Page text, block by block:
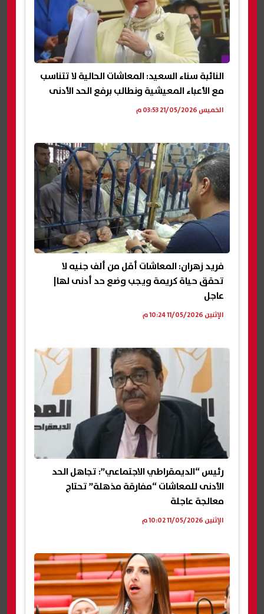
النائبة سناء السعيد: المعاشات الحالية لا تتناسب
مع الأعباء المعيشية ونطالب برفع الحد الأدنى
الخميس 21/05/2026 03:53 م
فريد زهران: المعاشات أقل من ألف جنيه لا
تحقق حياة كريمة ويجب وضع حد أدنى لها|
عاجل
الإثنين 11/05/2026 10:24 م
رئيس “الديمقراطي الاجتماعي”: تجاهل الحد
الأدنى للمعاشات “مفارقة مذهلة” تحتاج
معالجة عاجلة
الإثنين 11/05/2026 10:02 م